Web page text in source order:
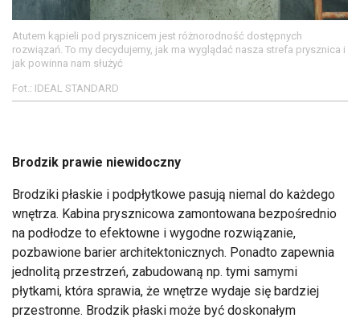
Atutem kąpieli pod prysznicem jest różnorodność dostępnych
rozwiązań. To my decydujemy, jak ma wyglądać nasza strefa prysznica i
jak powinna nam służyć
Fot.: IDEAL STANDARD
Brodzik prawie niewidoczny
Brodziki płaskie i podpłytkowe pasują niemal do każdego
wnętrza. Kabina prysznicowa zamontowana bezpośrednio
na podłodze to efektowne i wygodne rozwiązanie,
pozbawione barier architektonicznych. Ponadto zapewnia
jednolitą przestrzeń, zabudowaną np. tymi samymi
płytkami, która sprawia, że wnętrze wydaje się bardziej
przestronne. Brodzik płaski może być doskonałym